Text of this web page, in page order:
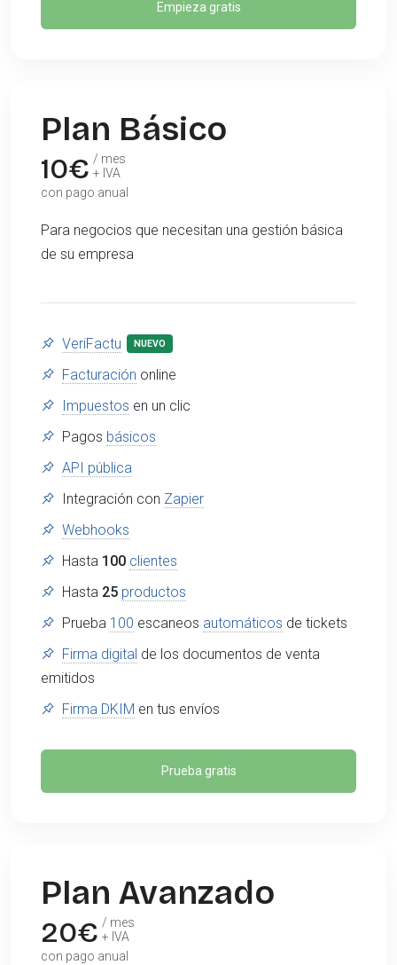
Empieza gratis
Plan Básico
10€ / mes
+ IVA
con pago anual
Para negocios que necesitan una gestión básica
de su empresa
VeriFactu NUEVO
Facturación online
Impuestos en un clic
Pagos básicos
API pública
Integración con Zapier
Webhooks
Hasta 100 clientes
Hasta 25 productos
Prueba 100 escaneos automáticos de tickets
Firma digital de los documentos de venta
emitidos
Firma DKIM en tus envíos
Prueba gratis
Plan Avanzado
20€ / mes
+ IVA
con pago anual